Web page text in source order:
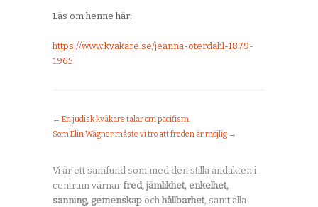
Läs om henne här:
https://www.kvakare.se/jeanna-oterdahl-1879-
1965
← En judisk kväkare talar om pacifism.
Som Elin Wägner måste vi tro att freden är möjlig →
Vi är ett samfund som med den stilla andakten i
centrum värnar fred, jämlikhet, enkelhet,
sanning, gemenskap och hållbarhet, samt alla